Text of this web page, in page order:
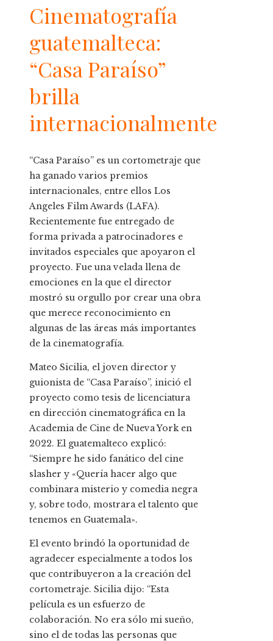
Cinematografía
guatemalteca:
“Casa Paraíso”
brilla
internacionalmente
“Casa Paraíso” es un cortometraje que
ha ganado varios premios
internacionales, entre ellos Los
Angeles Film Awards (LAFA).
Recientemente fue entregado de
forma privada a patrocinadores e
invitados especiales que apoyaron el
proyecto. Fue una velada llena de
emociones en la que el director
mostró su orgullo por crear una obra
que merece reconocimiento en
algunas de las áreas más importantes
de la cinematografía.
Mateo Sicilia, el joven director y
guionista de “Casa Paraíso”, inició el
proyecto como tesis de licenciatura
en dirección cinematográfica en la
Academia de Cine de Nueva York en
2022. El guatemalteco explicó:
“Siempre he sido fanático del cine
slasher y «Quería hacer algo que
combinara misterio y comedia negra
y, sobre todo, mostrara el talento que
tenemos en Guatemala».
El evento brindó la oportunidad de
agradecer especialmente a todos los
que contribuyeron a la creación del
cortometraje. Sicilia dijo: “Esta
película es un esfuerzo de
colaboración. No era sólo mi sueño,
sino el de todas las personas que